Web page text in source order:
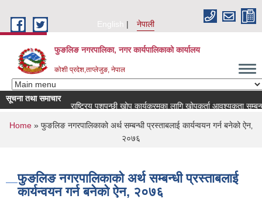
English
नेपाली
फुङलिङ नगरपालिका, नगर कार्यपालिकाको कार्यालय
कोशी प्रदेश,ताप्लेजुङ, नेपाल
सूचना तथा समाचार
राष्ट्रिय पशुपन्छी खोप कार्यक्रमका लागि खोपकर्ता आवश्यकता सम्बन्धी
You are here
Home » फुङलिङ नगरपालिकाको अर्थ सम्बन्धी प्रस्ताबलाई कार्यन्वयन गर्न बनेको ऐन‚
२०७६
फुङलिङ नगरपालिकाको अर्थ सम्बन्धी प्रस्ताबलाई
कार्यन्वयन गर्न बनेको ऐन‚ २०७६